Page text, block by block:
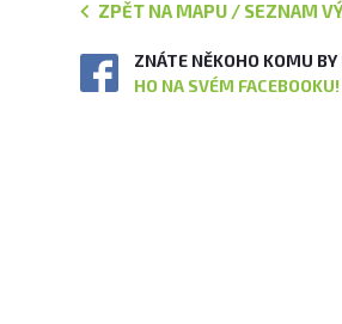
ZPĚT NA MAPU / SEZNAM
ZNÁTE NĚKOHO KOMU
HO NA SVÉM FACEBOOKU!